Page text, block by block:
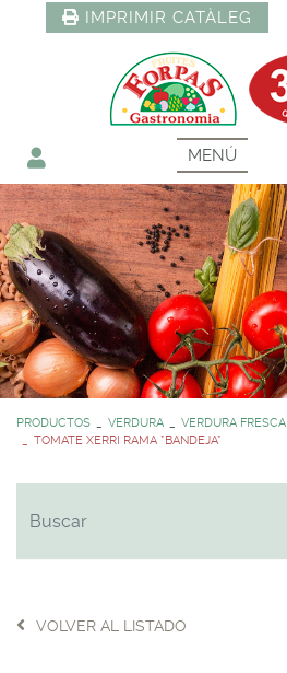
IMPRIMIR CATÀLEG
MENÚ
PRODUCTOS VERDURA
VERDURA FRESCA
TOMATE XERRI RAMA *BANDEJA*
VOLVER AL LISTADO